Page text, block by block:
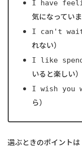
I have
気になっていま
I can't
れない）
I like
いると楽しい）
I wish you
ら）
選ぶときのポイント